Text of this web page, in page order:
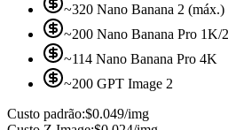
~320 Nano Banana 2 (máx.)
~200 Nano Banana Pro 1K/
~114 Nano Banana Pro 4K
~200 GPT Image 2
Custo padrão:$0.049/img